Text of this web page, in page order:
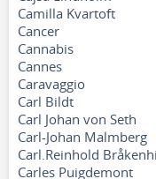
Camilla Kvartoft
Cancer
Cannabis
Cannes
Caravaggio
Carl Bildt
Carl Johan von Seth
Carl-Johan Malmberg
Carl.Reinhold
Carles Puigdemont